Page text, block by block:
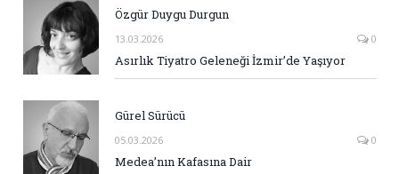
Özgür Duygu Durgun
13.03.2026 0
Asırlık Tiyatro Geleneği İzmir’de Yaşıyor
Gürel Sürücü
05.03.2026 0
Medea’nın Kafasına Dair